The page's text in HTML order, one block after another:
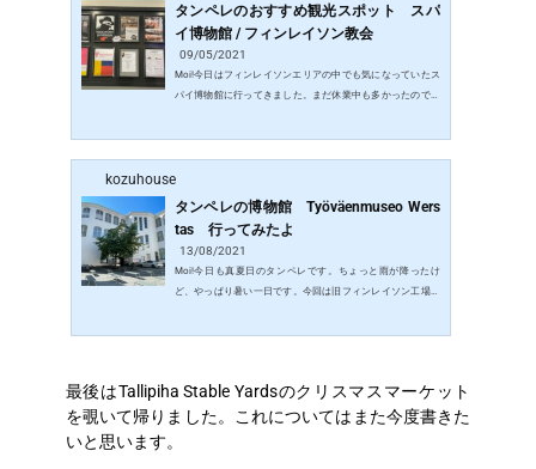
タンペレのおすすめ観光スポット スパ
イ博物館 / フィンレイソン教会
09/05/2021
Moi!今日はフィンレイソンエリアの中でも気になっていたス
パイ博物館に行ってきました。まだ休業中も多かったので、
の建物内のMedia54というエリアにあります。地下１階の少
しわかりづらい場所にありましたが、足元にある案内シール
や看板を目印に進むと無事博物館にたどり着けました。 建物
内は休…
kozuhouse
タンペレの博物館 Työväenmuseo Wers
tas 行ってみたよ
13/08/2021
Moi!今日も真夏日のタンペレです。ちょっと雨が降ったけ
ど、やっぱり暑い一日です。今回は旧フィンレイソン工場に
です。近くにはスパイ博物館やヴァプリーッキ博物館センタ
ー （Museokeskus Vapriikki）、タリピハ（Tallipiha Stable
最後はTallipiha Stable Yardsのクリスマスマーケット
を覗いて帰りました。これについてはまた今度書きた
いと思います。